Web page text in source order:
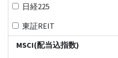
日経225
東証REIT
MSCI(配当込指数)